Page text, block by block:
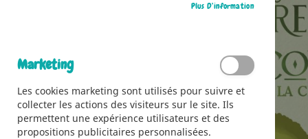
Plus D’information
Marketing
Les cookies marketing sont utilisés pour suivre et
collecter les actions des visiteurs sur le site. Ils
permettent une expérience utilisateurs et des
propositions publicitaires personnalisées.